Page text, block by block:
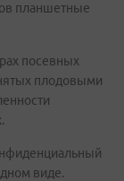
планшетные
посевных
плодовыми
виде.